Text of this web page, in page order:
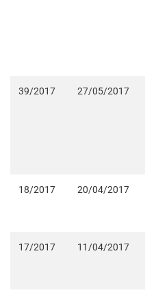
39/2017 27/05/2017
18/2017 20/04/2017
17/2017 11/04/2017